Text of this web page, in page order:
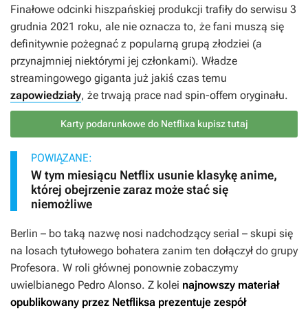
Finałowe odcinki hiszpańskiej produkcji trafiły do serwisu 3
grudnia 2021 roku, ale nie oznacza to, że fani muszą się
definitywnie pożegnać z popularną grupą złodziei (a
przynajmniej niektórymi jej członkami). Władze
streamingowego giganta już jakiś czas temu
zapowiedziały, że trwają prace nad spin-offem oryginału.
Karty podarunkowe do Netflixa kupisz tutaj
POWIĄZANE:
W tym miesiącu Netflix usunie klasykę anime,
której obejrzenie zaraz może stać się
niemożliwe
Berlin – bo taką nazwę nosi nadchodzący serial – skupi się
na losach tytułowego bohatera zanim ten dołączył do grupy
Profesora. W roli głównej ponownie zobaczymy
uwielbianego Pedro Alonso. Z kolei najnowszy materiał
opublikowany przez Netfliksa prezentuje zespół